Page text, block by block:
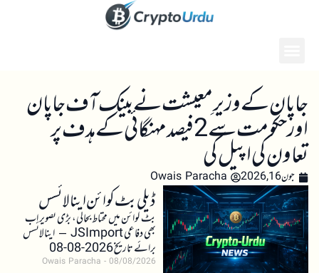
جاپان کے وزیرِ معیشت نے بینک آف جاپان
اور حکومت سے 2 فیصد مہنگائی کے ہدف پر
تعاون کی اپیل کی
جون 16, 2026 Owais Paracha
ڈیلی بٹ کوائن اینالائسس
بٹ کوائن میں محتاط بحالی، بڑی تصویر اب
بھی دفاعی JSImport – اینالائسس
برائے تاریخ 2026-08-08
Owais Paracha 08/08/2026